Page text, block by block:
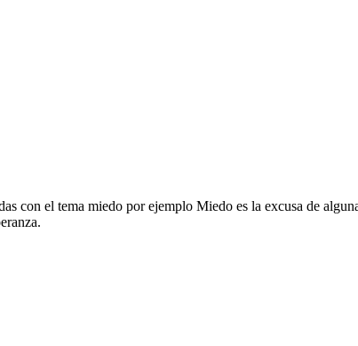
con el tema miedo por ejemplo Miedo es la excusa de